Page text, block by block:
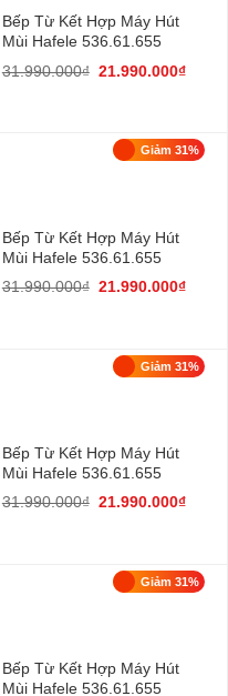
Bếp Từ Kết Hợp Máy Hút
Mùi Hafele 536.61.655
31.990.000₫ 21.990.000₫
Giảm 31%
Bếp Từ Kết Hợp Máy Hút
Mùi Hafele 536.61.655
31.990.000₫ 21.990.000₫
Giảm 31%
Bếp Từ Kết Hợp Máy Hút
Mùi Hafele 536.61.655
31.990.000₫ 21.990.000₫
Giảm 31%
Bếp Từ Kết Hợp Máy Hút
Mùi Hafele 536.61.655